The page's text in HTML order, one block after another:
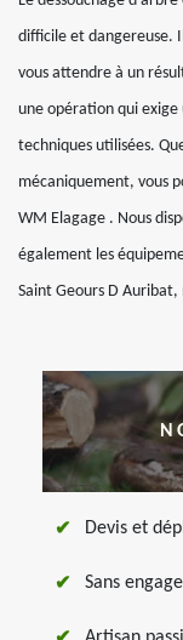
difficile et dangereuse.
vous attendre à un
une opération qui
techniques utilisées.
mécaniquement, vous
WM Elagage . Nous
également les
Saint Geours D Auribat,
Devis et
Sans